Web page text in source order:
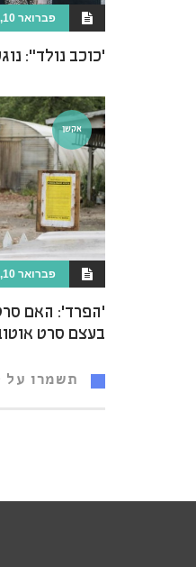
פברואר 10, 2019
'כוכב נולד":
אקשן
פברואר 10, 2019
'הפרד': האם
בעצם סרט
תשמרו על